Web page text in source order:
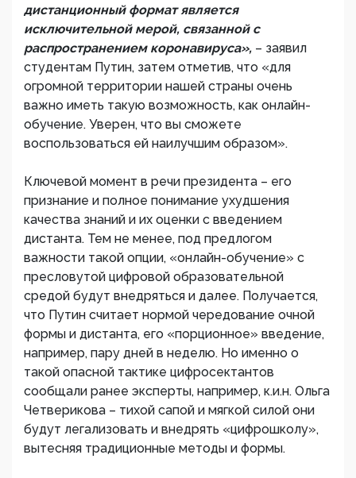
дистанционный формат является
исключительной мерой, связанной с
распространением коронавируса», – заявил
студентам Путин, затем отметив, что «для
огромной территории нашей страны очень
важно иметь такую возможность, как онлайн-
обучение. Уверен, что вы сможете
воспользоваться ей наилучшим образом».
Ключевой момент в речи президента – его
признание и полное понимание ухудшения
качества знаний и их оценки с введением
дистанта. Тем не менее, под предлогом
важности такой опции, «онлайн-обучение» с
пресловутой цифровой образовательной
средой будут внедряться и далее. Получается,
что Путин считает нормой чередование очной
формы и дистанта, его «порционное» введение,
например, пару дней в неделю. Но именно о
такой опасной тактике цифросектантов
сообщали ранее эксперты, например, к.и.н. Ольга
Четверикова – тихой сапой и мягкой силой они
будут легализовать и внедрять «цифрошколу»,
вытесняя традиционные методы и формы.